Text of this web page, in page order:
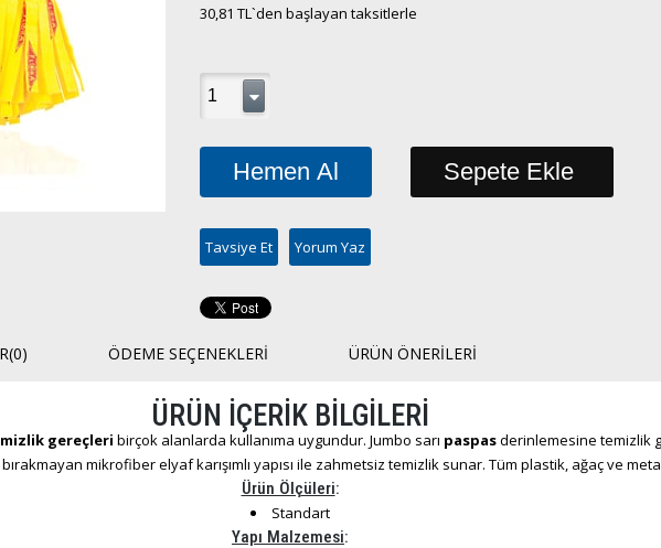
30,81 TL`den başlayan taksitlerle
Tavsiye Et Yorum Yaz
(0) ÖDEME SEÇENEKLERI ÜRÜN ÖNERILERI
ÜRÜN İÇERİK BİLGİLERİ
gereçleri birçok alanlarda kullanıma uygundur. Jumbo sarı paspasderinlemesine temizlik
mikrofiber elyaf karışımlı yapısı ile zahmetsiz temizlik sunar. Tüm plastik, ağaç ve
Ürün Ölçüleri:
Standart
Yapı Malzemesi: